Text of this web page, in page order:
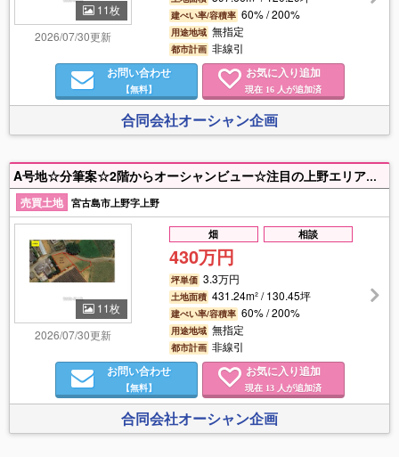
11枚
2026/07/30更新
建ぺい率/容積率 60% / 200%
用途地域 無指定
都市計画 非線引
お問い合わせ
【無料】
お気に入り追加
現在 16人が追加済
合同会社オーシャン企画
A号地☆分筆案☆2階からオーシャンビュー☆注目の上野エリア☆南の島でスローライフ♩シギラビーチまで車で10分、シギラベイカントリークラブ、エメラルドコーストゴルフリンクスまで車で10分圏内です♩
売買土地 宮古島市上野字上野
11枚
2026/07/30更新
畑 相談
430万円
坪単価 3.3万円
土地面積 431.24m² / 130.45坪
建ぺい率/容積率 60% / 200%
用途地域 無指定
都市計画 非線引
お問い合わせ
【無料】
お気に入り追加
現在 13人が追加済
合同会社オーシャン企画